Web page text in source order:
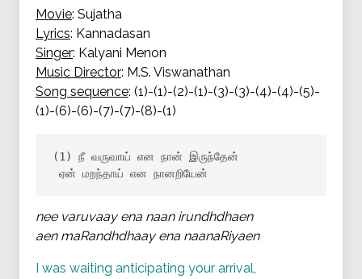
Movie: Sujatha
Lyrics: Kannadasan
Singer: Kalyani Menon
Music Director: M.S. Viswanathan
Song sequence: (1)-(1)-(2)-(1)-(3)-(3)-(4)-(4)-(5)-
(1)-(6)-(6)-(7)-(7)-(8)-(1)
(1) நீ வருவாய் என நான் இருந்தேன்
ஏன் மறந்தாய் என நானறியேன்
nee varuvaay ena naan irundhdhaen
aen maRandhdhaay ena naanaRiyaen
I was waiting anticipating your arrival,